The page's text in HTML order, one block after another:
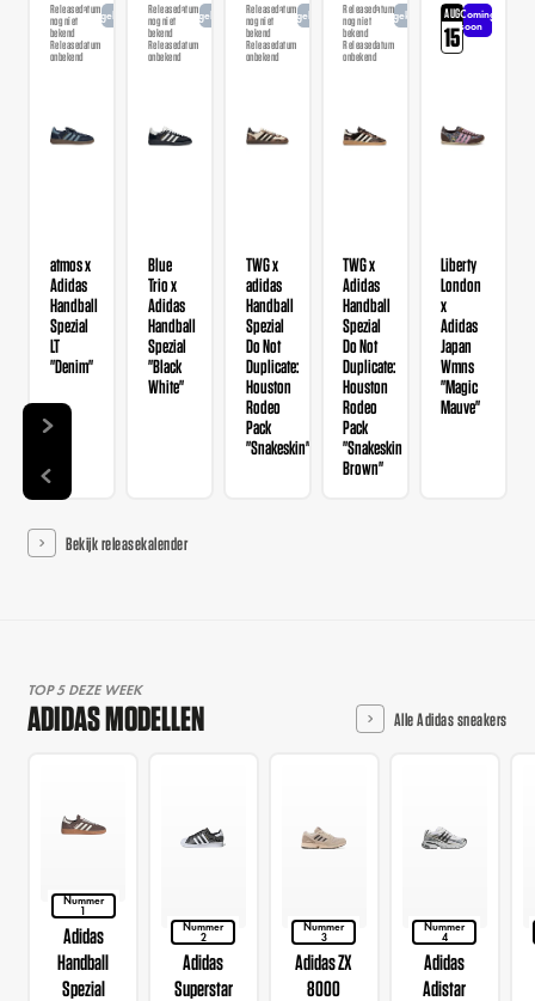
Releasedatum
nog niet
bekend
Releasedatum
onbekend
Aangekondigd
atmos x
Adidas
Handball
Spezial
LT
"Denim"
Releasedatum
nog niet
bekend
Releasedatum
onbekend
Aangekondigd
Blue
Trio x
Adidas
Handball
Spezial
"Black
White"
Releasedatum
nog niet
bekend
Releasedatum
onbekend
Aangekondigd
TWG x
adidas
Handball
Spezial
Do Not
Duplicate:
Houston
Rodeo
Pack
"Snakeskin"
Releasedatum
nog niet
bekend
Releasedatum
onbekend
Aangekondigd
TWG x
Adidas
Handball
Spezial
Do Not
Duplicate:
Houston
Rodeo
Pack
"Snakeskin
Brown"
AUG
15
Coming
soon
Liberty
London
x
Adidas
Japan
Wmns
"Magic
Mauve"
Bekijk releasekalender
TOP 5 DEZE WEEK
ADIDAS MODELLEN Alle Adidas sneakers
Nummer
1
Adidas
Handball
Spezial
Nummer
2
Adidas
Superstar
Nummer
3
Adidas ZX
8000
Nummer
4
Adidas
Adistar